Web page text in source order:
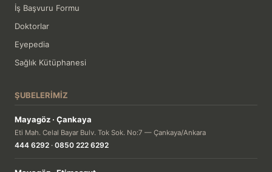
İş Başvuru Formu
Doktorlar
Eyepedia
Sağlık Kütüphanesi
ŞUBELERIMIZ
Mayagöz · Çankaya
Eti Mah. Celal Bayar Bulv. Tok Sok. No:7 — Çankaya/Ankara
444 6292 · 0850 222 6292